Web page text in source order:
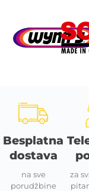
Besplatna
dostava
na sve
porudžbine
za